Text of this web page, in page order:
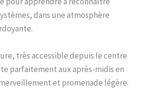
dans une atmosphère
très accessible depuis le centre
parfaitement aux après-midis en
et promenade légère.